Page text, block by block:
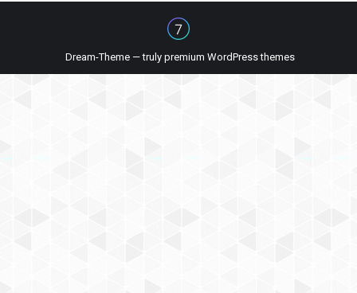
Dream-Theme — truly premium WordPress themes